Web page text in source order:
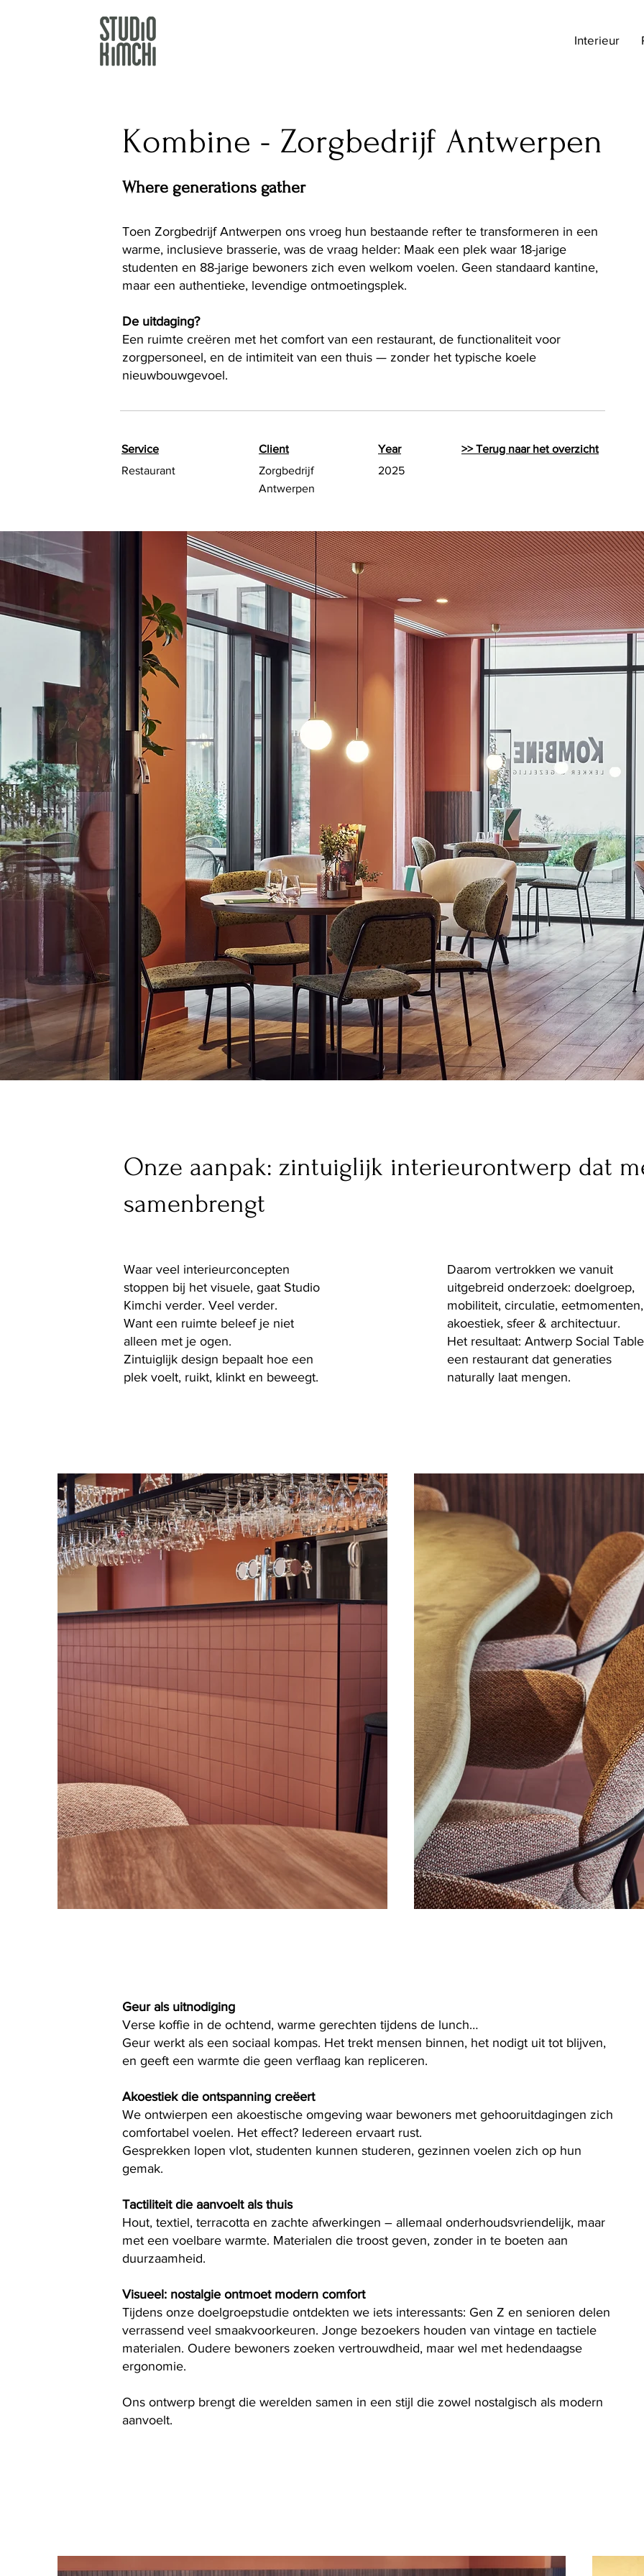
Interieur
Kombine - Zorgbedrijf Antwerpen
Where generations gather
Toen Zorgbedrijf Antwerpen ons vroeg hun bestaande refter te transformeren in een
warme, inclusieve brasserie, was de vraag helder: Maak een plek waar 18-jarige
studenten en 88-jarige bewoners zich even welkom voelen. Geen standaard kantine,
maar een authentieke, levendige ontmoetingsplek.
De uitdaging?
Een ruimte creëren met het comfort van een restaurant, de functionaliteit voor
zorgpersoneel, en de intimiteit van een thuis — zonder het typische koele
nieuwbouwgevoel.
Service
Restaurant
Client
Zorgbedrijf
Antwerpen
Year
>> Terug naar het overzicht
2025
Onze aanpak: zintuiglijk interieurontwerp dat
samenbrengt
Waar veel interieurconcepten
stoppen bij het visuele, gaat Studio
Kimchi verder. Veel verder.
Want een ruimte beleef je niet
alleen met je ogen.
Zintuiglijk design bepaalt hoe een
plek voelt, ruikt, klinkt en beweegt.
Daarom vertrokken we vanuit
uitgebreid onderzoek: doelgroep,
mobiliteit, circulatie, eetmomenten,
akoestiek, sfeer & architectuur.
Het resultaat: Antwerp Social
een restaurant dat generaties
naturally laat mengen.
Geur als uitnodiging
Verse koffie in de ochtend, warme gerechten tijdens de lunch…
Geur werkt als een sociaal kompas. Het trekt mensen binnen, het nodigt uit tot blijven,
en geeft een warmte die geen verflaag kan repliceren.
Akoestiek die ontspanning creëert
We ontwierpen een akoestische omgeving waar bewoners met gehooruitdagingen zich
comfortabel voelen. Het effect? Iedereen ervaart rust.
Gesprekken lopen vlot, studenten kunnen studeren, gezinnen voelen zich op hun
gemak.
Tactiliteit die aanvoelt als thuis
Hout, textiel, terracotta en zachte afwerkingen – allemaal onderhoudsvriendelijk, maar
met een voelbare warmte. Materialen die troost geven, zonder in te boeten aan
duurzaamheid.
Visueel: nostalgie ontmoet modern comfort
Tijdens onze doelgroepstudie ontdekten we iets interessants: Gen Z en senioren delen
verrassend veel smaakvoorkeuren. Jonge bezoekers houden van vintage en tactiele
materialen. Oudere bewoners zoeken vertrouwdheid, maar wel met hedendaagse
ergonomie.
Ons ontwerp brengt die werelden samen in een stijl die zowel nostalgisch als modern
aanvoelt.